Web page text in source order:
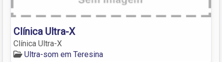
Clínica Ultra-X
Clínica Ultra-X
Ultra-som em Teresina